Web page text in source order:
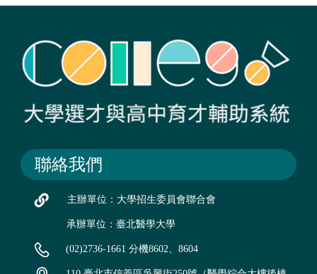
聯絡我們
主辦單位：大學招生委員會聯合會
承辦單位：臺北醫學大學
(02)2736-1661 分機8602、8604